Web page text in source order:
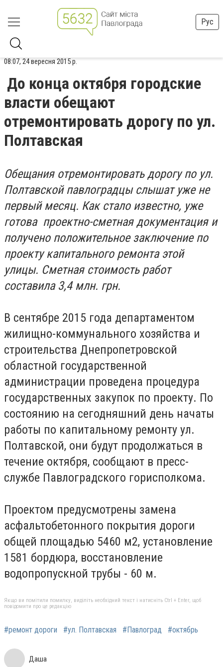
Рус
08:07, 24 вересня 2015 р.
До конца октября городские
власти обещают
отремонтировать дорогу по ул.
Полтавская
Обещания отремонтировать дорогу по ул.
Полтавской павлоградцы слышат уже не
первый месяц. Как стало известно, уже
готова проектно-сметная документация и
получено положительное заключение по
проекту капитального ремонта этой
улицы. Сметная стоимость работ
составила 3,4 млн. грн.
В сентябре 2015 года департаментом
жилищно-коммунального хозяйства и
строительства Днепропетровской
областной государственной
администрации проведена процедура
государственных закупок по проекту. По
состоянию на сегодняшний день начаты
работы по капитальному ремонту ул.
Полтавской, они будут продолжаться в
течение октября, сообщают в пресс-
службе Павлоградского горисполкома.
Проектом предусмотрены замена
асфальтобетонного покрытия дороги
общей площадью 5460 м2, установление
1581 бордюра, восстановление
водопропускной трубы - 60 м.
Якщо ви помітили помилку, виділіть необхідний текст і натисніть Ctrl + Enter, щоб
повідомити про це редакцію
#ремонт дороги #ул. Полтавская #Павлоград #октябрь
Даша